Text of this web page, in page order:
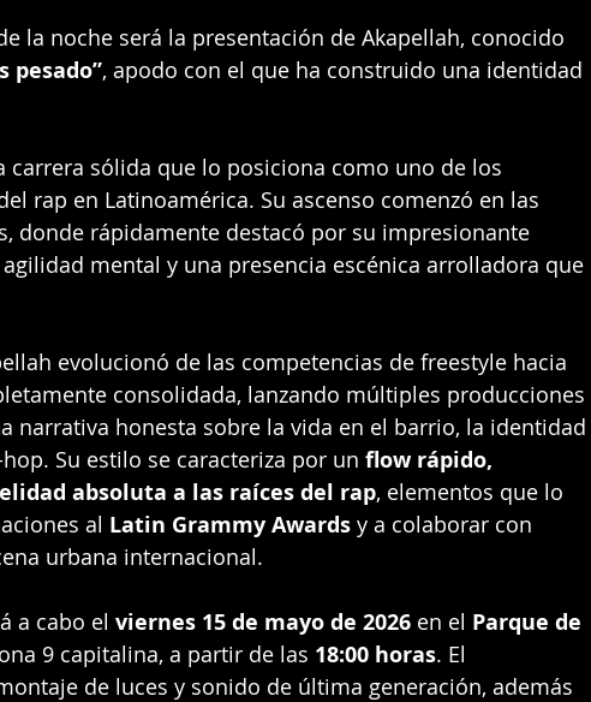
la noche será la presentación de Akapellah, conocido
pesado”, apodo con el que ha construido una identidad
carrera sólida que lo posiciona como uno de los
rap en Latinoamérica. Su ascenso comenzó en las
donde rápidamente destacó por su impresionante
mental y una presencia escénica arrolladora que
evolucionó de las competencias de freestyle hacia
consolidada, lanzando múltiples producciones
narrativa honesta sobre la vida en el barrio, la identidad
Su estilo se caracteriza por un flow rápido,
absoluta a las raíces del rap, elementos que lo
al Latin Grammy Awards y a colaborar con
urbana internacional.
a cabo el viernes 15 de mayo de 2026 en el Parque de
9 capitalina, a partir de las 18:00 horas. El
de luces y sonido de última generación, además